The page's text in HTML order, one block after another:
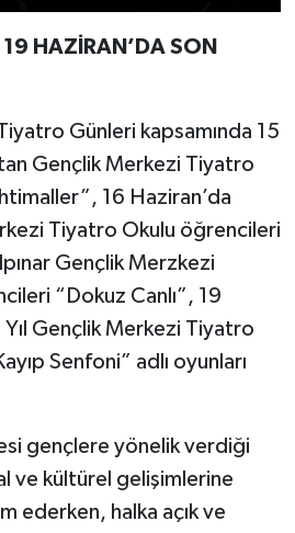
HAZİRAN’DA SON
Günleri kapsamında 15
Gençlik Merkezi Tiyatro
16 Haziran’da
Tiyatro Okulu öğrencileri
Gençlik Merzkezi
“Dokuz Canlı”, 19
Gençlik Merkezi Tiyatro
Senfoni” adlı oyunları
gençlere yönelik verdiği
ve kültürel gelişimlerine
ederken, halka açık ve